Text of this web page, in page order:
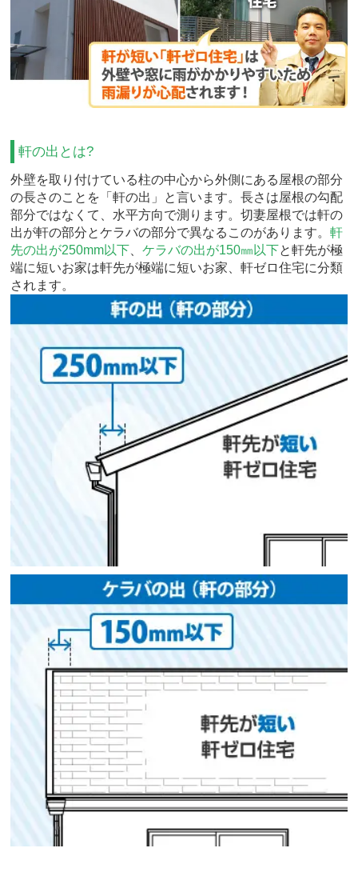
軒の出とは?
外壁を取り付けている柱の中心から外側にある屋根の部分
の長さのことを「軒の出」と言います。長さは屋根の勾配
部分ではなくて、水平方向で測ります。切妻屋根では軒の
出が軒の部分とケラバの部分で異なるこのがあります。軒
先の出が250mm以下、ケラバの出が150㎜以下と軒先が極
端に短いお家は軒先が極端に短いお家、軒ゼロ住宅に分類
されます。